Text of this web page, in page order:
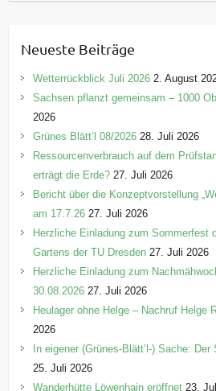
g
o
r
e
n
Neueste Beiträge
Wetterrückblick Juli 2026 2. August
Sachsen pflanzt gemeinsam – 1000
2026
Grünes Blätt’l 08/2026 28. Juli 2026
Ressourcenverbrauch auf dem
erträgt die Erde? 27. Juli 2026
Bericht über die Konzeptvorstellung
am 17.7.26 27. Juli 2026
Herzliche Einladung zum Sommerfest
Gartens der TU Dresden 27. Juli 2026
Herzliche Einladung zum
30.08.2026 27. Juli 2026
Heulager ohne Helge – Nachruf Helge
2026
In eigener (Grünes-Blätt’l-) Sache:
25. Juli 2026
Wanderhütte Löwenhain eröffnet 23.